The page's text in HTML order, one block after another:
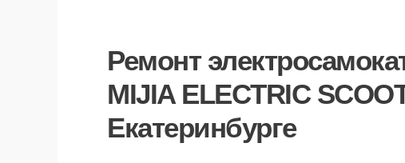
Ремонт
MIJIA ELECTRIC
Екатеринбурге